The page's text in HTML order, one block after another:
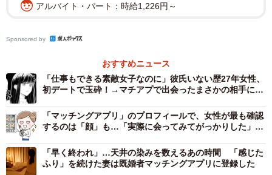
ートナーを探せる場として、マッチングアプリは特別なも
取れました。
また、マッチングアプリの利用中に「同時に何人くらいと
メッセージのやり取りをしていましたか」という質問に
は、「2～3人」（45.8％）、「4～5人」（31.5％）、「6人
以上」（15.0％）が上位に挙がった一方、「同時にやり取
りはしていなかった」（7.7％）という回答も一定数見られ
ました。
アルバイト・パート：時給1,226円～
Sponsored by
おすすめニュース
「仕事もできる素敵女子なのに」彼氏いない歴27年女性、
初デートで玉砕！→マチアプで出会ったまさかの相手に正
「マッチングアプリ」のプロフィールで、女性が最も確認
するのは「顔」も…「実際に会ってみてがっかりした」経
「早く終われ」…天井の染みを数えるあの時間 「感じた
ふり」を続けた妻は既婚者マッチングアプリに登録した